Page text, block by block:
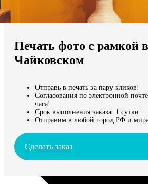
Мы доставляем по всему миру
Продолжить без города
Печать фото с рамкой в
Чайковском
Отправь в печать за пару кликов!
Согласования по электронной
часа!
Срок выполнения заказа: 1 сутки
Отправим в любой город РФ и
Сделать заказ